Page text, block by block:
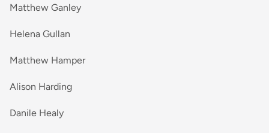
Matthew Ganley
Helena Gullan
Matthew Hamper
Alison Harding
Danile Healy